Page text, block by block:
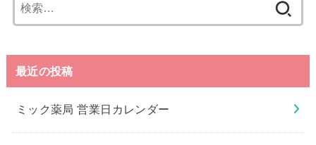
索:
最近の投稿
ミック薬局 営業日カレンダー